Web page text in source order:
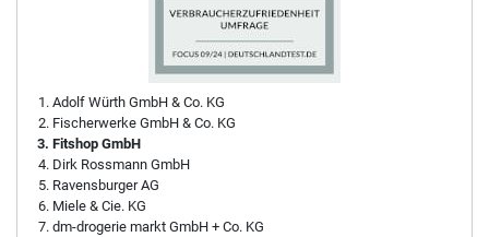
Adolf Würth GmbH & Co. KG
Fischerwerke GmbH & Co. KG
Fitshop GmbH
Dirk Rossmann GmbH
Ravensburger AG
Miele & Cie. KG
dm-drogerie markt GmbH + Co. KG